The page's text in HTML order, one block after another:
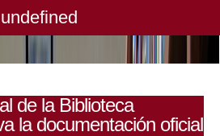
de la Biblioteca
la documentación oficial
undefined
undefined